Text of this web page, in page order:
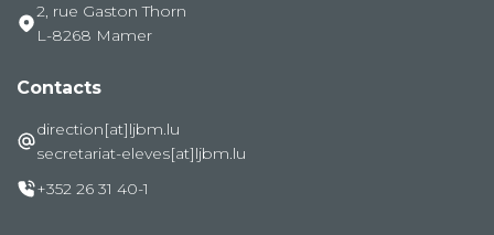
2, rue Gaston Thorn
L-8268 Mamer
Contacts
direction[at]ljbm.lu
secretariat-eleves[at]ljbm.lu
+352 26 31 40-1